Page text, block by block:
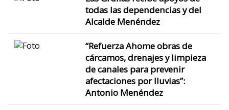
todas las dependencias y del
Alcalde Menéndez
“Refuerza Ahome obras de
cárcamos, drenajes y limpieza
de canales para prevenir
afectaciones por lluvias”:
Antonio Menéndez